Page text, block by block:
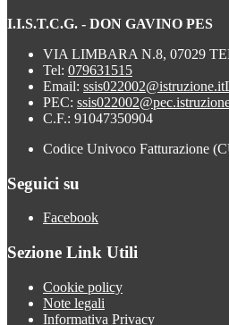
I.I.S.T.C.G. - DON GAVINO PES
VIA LIMBARA N.8, 07029
Tel: 079631515
Email: ssis022002@istruzione.it
PEC:
C.F.: 91047350904
Codice Univoco Fatturazione
Seguici su
Facebook
Sezione Link Utili
Cookie policy
Note legali
Informativa Privacy